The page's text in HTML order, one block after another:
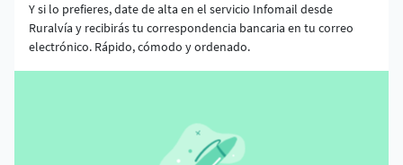
Y si lo prefieres, date de alta en el servicio Infomail desde
Ruralvía y recibirás tu correspondencia bancaria en tu correo
electrónico. Rápido, cómodo y ordenado.